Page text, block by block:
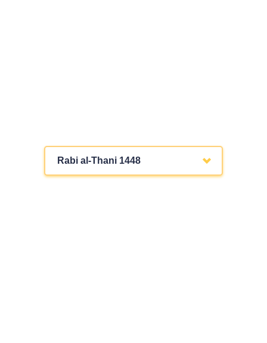
Rabi al-Thani 1448